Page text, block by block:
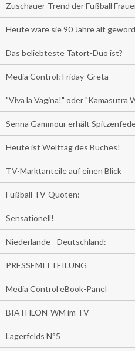
Zuschauer-Trend der Fußball
Heute wäre sie 90 Jahre alt
Das beliebteste Tatort-Duo ist?
Media Control: Friday-Greta
"Viva la Vagina!" oder "Kamasutra
Senna Gammour erhält
Heute ist Welttag des Buches!
TV-Marktanteile auf einen Blick
Fußball TV-Quoten:
Sensationell!
Niederlande - Deutschland:
PRESSEMITTEILUNG
Media Control eBook-Panel
BIATHLON-WM im TV
Lagerfelds N°5